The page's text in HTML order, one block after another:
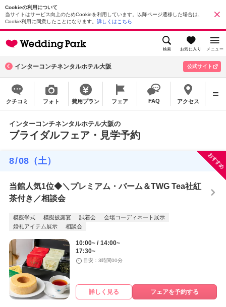
Cookieの利用について
当サイトはサービス向上のためCookieを利用しています。以降ページ遷移した場合は、
Cookie利用に同意したことになります。 詳しくはこちら
検索 お気に入り メニュー
インターコンチネンタルホテル大阪 公式サイト
クチコミ フォト 費用プラン フェア FAQ アクセス
インターコンチネンタルホテル大阪の
ブライダルフェア・見学予約
おすすめ
8/08 （土）
当館人気1位◆＼プレミアム・バーム＆TWG Tea社紅
茶付き／相談会
模擬挙式 模擬披露宴 試着会
会場コーディネート展示
婚礼アイテム展示
相談会
10:00~
14:00~
17:30~
目安：3時間00分
詳しく見る フェアを予約する